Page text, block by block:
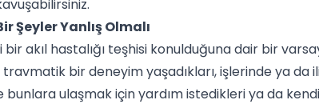
Şeyler Yanlış Olmalı
akıl hastalığı teşhisi konulduğuna dair bir
bir deneyim yaşadıkları, işlerinde ya da
ulaşmak için yardım istedikleri ya da